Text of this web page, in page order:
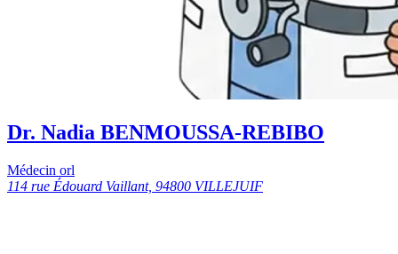
Dr. Nadia BENMOUSSA-REBIBO
Médecin orl
114 rue Édouard Vaillant, 94800 VILLEJUIF